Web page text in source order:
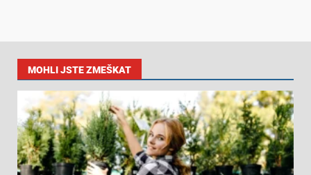
MOHLI JSTE ZMEŠKAT